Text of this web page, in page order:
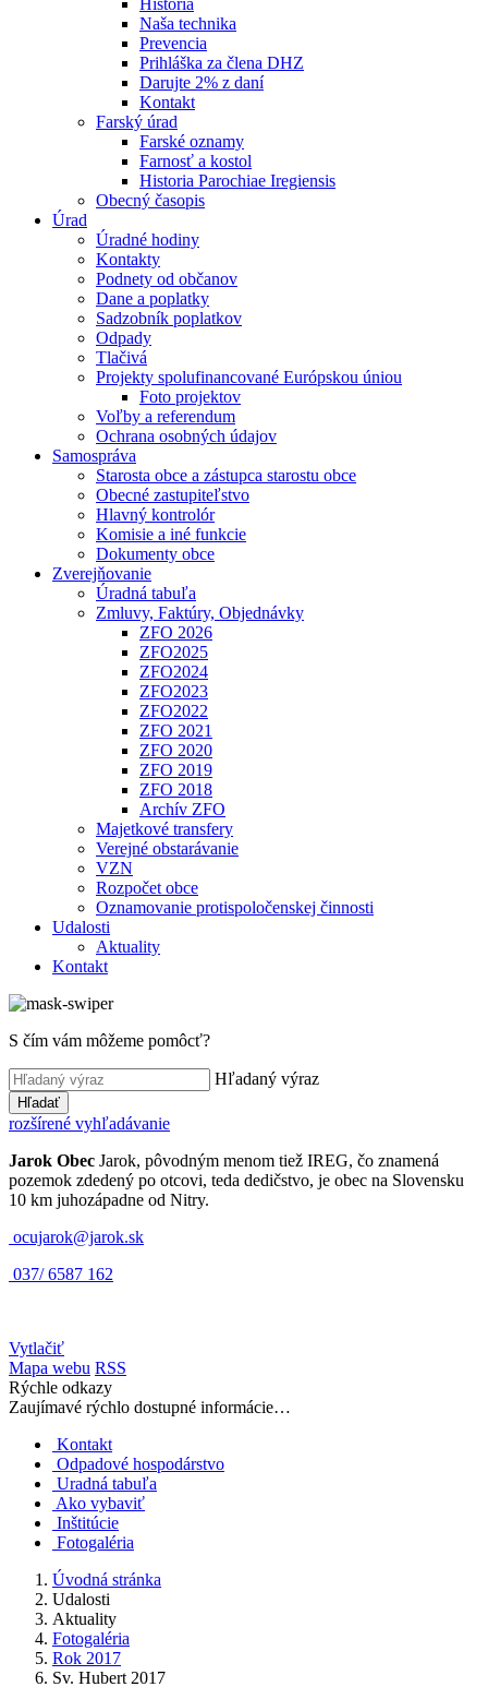
História
Naša technika
Prevencia
Prihláška za člena DHZ
Darujte 2% z daní
Kontakt
Farský úrad
Farské oznamy
Farnosť a kostol
Historia Parochiae Iregiensis
Obecný časopis
Úrad
Úradné hodiny
Kontakty
Podnety od občanov
Dane a poplatky
Sadzobník poplatkov
Odpady
Tlačivá
Projekty spolufinancované Európskou úniou
Foto projektov
Voľby a referendum
Ochrana osobných údajov
Samospráva
Starosta obce a zástupca starostu obce
Obecné zastupiteľstvo
Hlavný kontrolór
Komisie a iné funkcie
Dokumenty obce
Zverejňovanie
Úradná tabuľa
Zmluvy, Faktúry, Objednávky
ZFO 2026
ZFO2025
ZFO2024
ZFO2023
ZFO2022
ZFO 2021
ZFO 2020
ZFO 2019
ZFO 2018
Archív ZFO
Majetkové transfery
Verejné obstarávanie
VZN
Rozpočet obce
Oznamovanie protispoločenskej činnosti
Udalosti
Aktuality
Kontakt
S čím vám môžeme pomôcť?
Hľadaný výraz
Hľadať
rozšírené vyhľadávanie
Jarok Obec Jarok, pôvodným menom tiež IREG, čo znamená
pozemok zdedený po otcovi, teda dedičstvo, je obec na Slovensku
10 km juhozápadne od Nitry.
ocujarok@jarok.sk
037/ 6587 162
Vytlačiť
Mapa webu RSS
Rýchle odkazy
Zaujímavé rýchlo dostupné informácie…
Kontakt
Odpadové hospodárstvo
Uradná tabuľa
Ako vybaviť
Inštitúcie
Fotogaléria
Úvodná stránka
Udalosti
Aktuality
Fotogaléria
Rok 2017
Sv. Hubert 2017